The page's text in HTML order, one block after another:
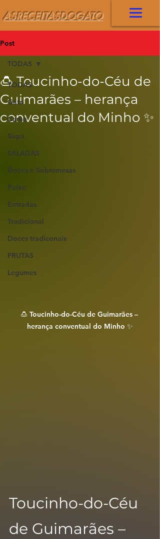
ASRECEITASDOGATO
Post
TODAS
Gato
Carne
Sopa
SALADAS
Doces e Sobremesas
Peixe
Entradas
Tradicional
Doces tradiconais
FRUTAS
Legumes
TODAS
🍮 Toucinho-do-Céu de
Guimarães – herança
conventual do Minho ✨
🍮 Toucinho-do-Céu de Guimarães –
herança conventual do Minho ✨
Toucinho-do-Céu
de Guimarães –